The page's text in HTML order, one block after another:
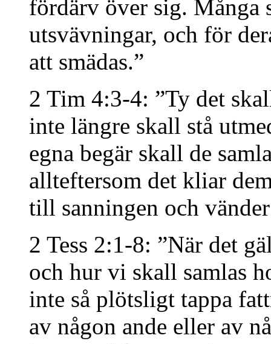
fördärv över sig. Många
utsvävningar, och för
att smädas.”
2 Tim 4:3-4: ”Ty det
inte längre skall stå
egna begär skall de
allteftersom det kliar
till sanningen och
2 Tess 2:1-8: ”När det
och hur vi skall samlas
inte så plötsligt tappa
av någon ande eller av